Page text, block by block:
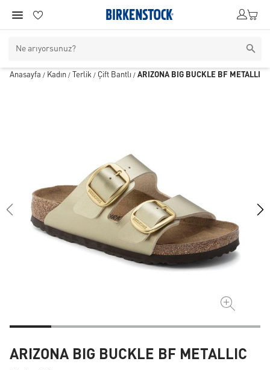
Anasayfa / Kadın / Terlik / Çift Bantlı / ARIZONA BIG BUCKLE BF METALLIC
ARIZONA BIG BUCKLE BF METALLIC